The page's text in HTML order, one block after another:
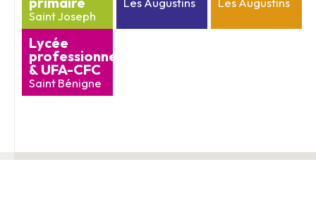
Saint Joseph
Lycée
professionnel
& UFA-CFC
Saint Bénigne